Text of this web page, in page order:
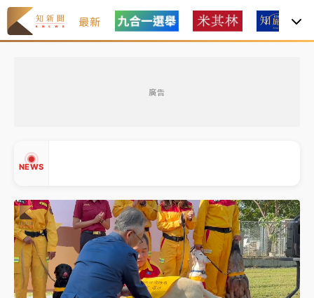
最新
廣告
NEWS
中信慈善基金會想增加董事人數！辜仲諒向法院聲請遭
駁 理由曝光
故宮《龍藏經》特展第2檔！今線上預約開賣一度塞車
周六起展出延長至晚上7時
台東農業處長涉圖利渡假村！東檢抗告成功 今重開羈
押庭
父親節泡湯了！中颱白海豚雨彈轟3天 「紅到發紫」降
▲
▼